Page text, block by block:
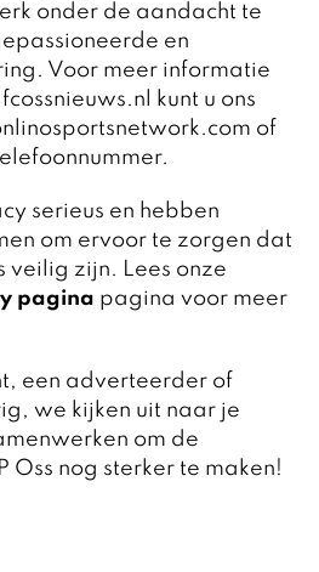
onder de aandacht te
en
Voor meer informatie
kunt u ons
of
serieus en hebben
om ervoor te zorgen dat
veilig zijn. Lees onze
pagina pagina voor meer
een adverteerder of
we kijken uit naar je
om de
Oss nog sterker te maken!